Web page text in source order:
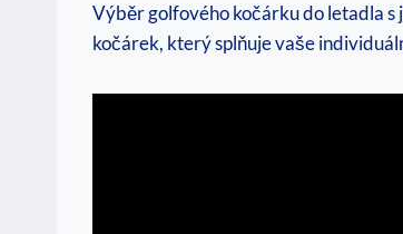
Výběr golfového kočárku do letadla s
kočárek, který splňuje vaše